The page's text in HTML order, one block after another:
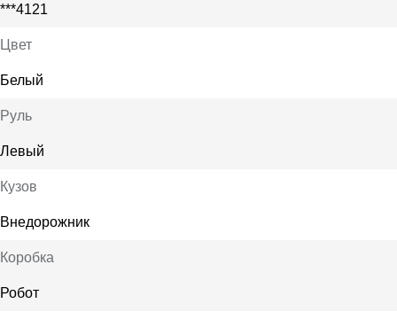
***4121
Цвет
Белый
Руль
Левый
Кузов
Внедорожник
Коробка
Робот